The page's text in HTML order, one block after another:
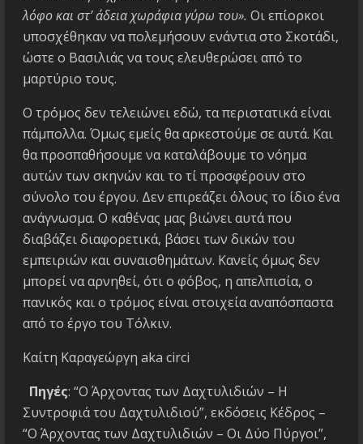
λόφο και στ’ άδεια χωράφια γύρω του». Οι επίορκοι
υποσχέθηκαν να πολεμήσουν ενάντια στο Σκοτάδι,
ώστε ο Βασιλιάς να τους ελευθερώσει από το
μαρτύριο τους.
Ο τρόμος δεν τελειώνει εδώ, τα περιστατικά είναι
πάμπολλα. Όμως εμείς θα αρκεστούμε σε αυτά. Και
θα προσπαθήσουμε να καταλάβουμε το νόημα
αυτών των σκηνών και το τί προσφέρουν στο
σύνολο του έργου. Δεν επιρεάζει όλους το ίδιο ένα
ανάγνωσμα. Ο καθένας μας βιώνει αυτά που
διαβάζει διαφορετικά, βάσει των δικών του
εμπειριών και συναισθημάτων. Κανείς όμως δεν
μπορεί να αρνηθεί, ότι ο φόβος, η απελπισία, ο
πανικός και ο τρόμος είναι στοιχεία αναπόσπαστα
από το έργο του Τόλκιν.
Καίτη Καραγεώργη aka circi
Πηγές: “Ο Άρχοντας των Δαχτυλιδιών – Η
Συντροφιά του Δαχτυλιδιού”, εκδόσεις Κέδρος –
“Ο Άρχοντας των Δαχτυλιδιών – Οι Δύο Πύργοι”,